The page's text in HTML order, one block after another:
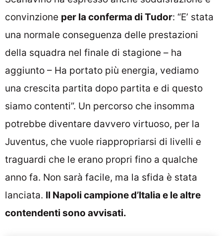
convinzione per la conferma di Tudor: “E’ stata
una normale conseguenza delle prestazioni
della squadra nel finale di stagione – ha
aggiunto – Ha portato più energia, vediamo
una crescita partita dopo partita e di questo
siamo contenti”. Un percorso che insomma
potrebbe diventare davvero virtuoso, per la
Juventus, che vuole riappropriarsi di livelli e
traguardi che le erano propri fino a qualche
anno fa. Non sarà facile, ma la sfida è stata
lanciata. Il Napoli campione d’Italia e le altre
contendenti sono avvisati.